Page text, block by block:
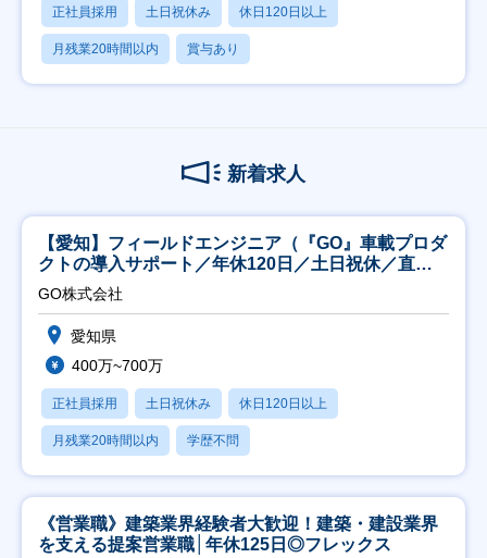
正社員採用 土日祝休み 休日120日以上
月残業20時間以内 賞与あり
新着求人
【愛知】フィールドエンジニア（『GO』車載プロダ
クトの導入サポート／年休120日／土日祝休／直行
直帰
GO株式会社
愛知県
400万~700万
正社員採用 土日祝休み 休日120日以上
月残業20時間以内 学歴不問
《営業職》建築業界経験者大歓迎！建築・建設業界
を支える提案営業職│年休125日◎フレックス